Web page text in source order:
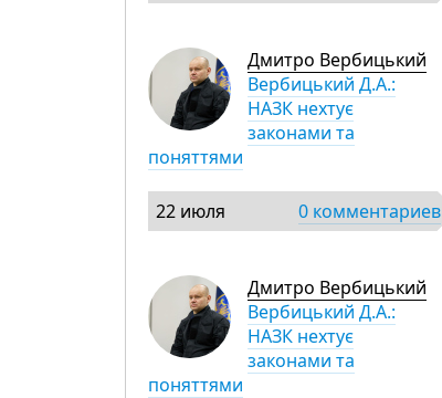
Дмитро Вербицький
Вербицький Д.А.:
НАЗК нехтує
законами та
поняттями
22 июля 0 комментариев
Дмитро Вербицький
Вербицький Д.А.:
НАЗК нехтує
законами та
поняттями